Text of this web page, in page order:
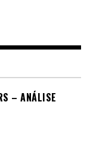
– ANÁLISE